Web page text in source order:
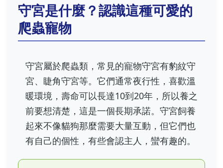
守宮是什麼？認識這種可愛的
爬蟲寵物
守宮屬於爬蟲類，常見的寵物守宮有豹紋守
宮、睫角守宮等。它們通常夜行性，喜歡溫
暖環境，壽命可以長達10到20年，所以養之
前要想清楚，這是一個長期承諾。守宮飼養
起來不像貓狗那麼需要大量互動，但它們也
有自己的個性，有些會認主人，蠻有趣的。